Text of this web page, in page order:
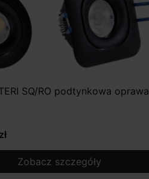
SQ/RO podtynkowa oprawa
Zobacz szczegóły